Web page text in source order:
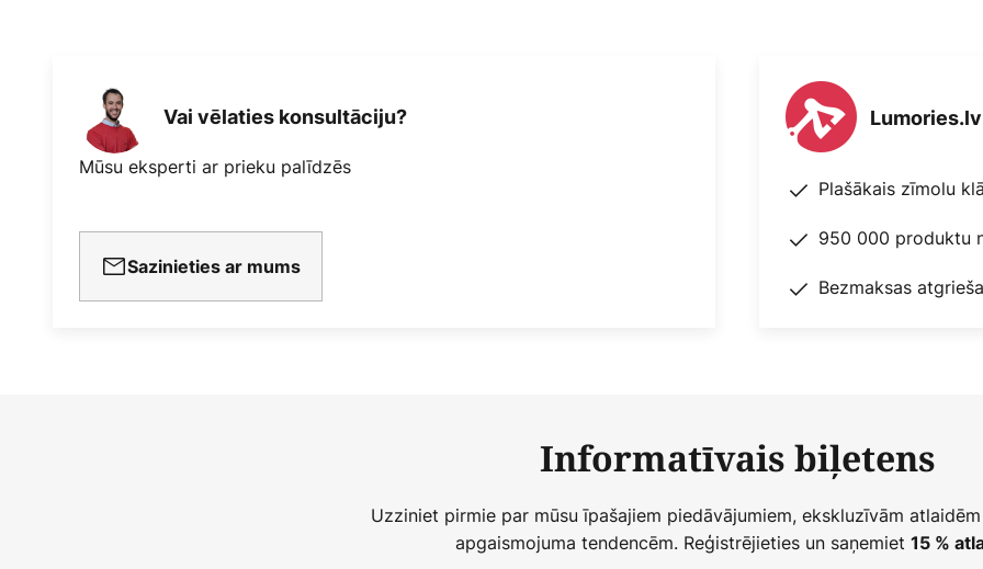
Vai vēlaties konsultāciju?
Mūsu eksperti ar prieku palīdzēs
Sazinieties ar mums
Lumories.lv
Plašākais zīmolu
950 000 produktu
Bezmaksas
Informatīvais biļetens
Uzziniet pirmie par mūsu īpašajiem piedāvājumiem, ekskluzīvām
apgaismojuma tendencēm. Reģistrējieties un saņemiet 15 %